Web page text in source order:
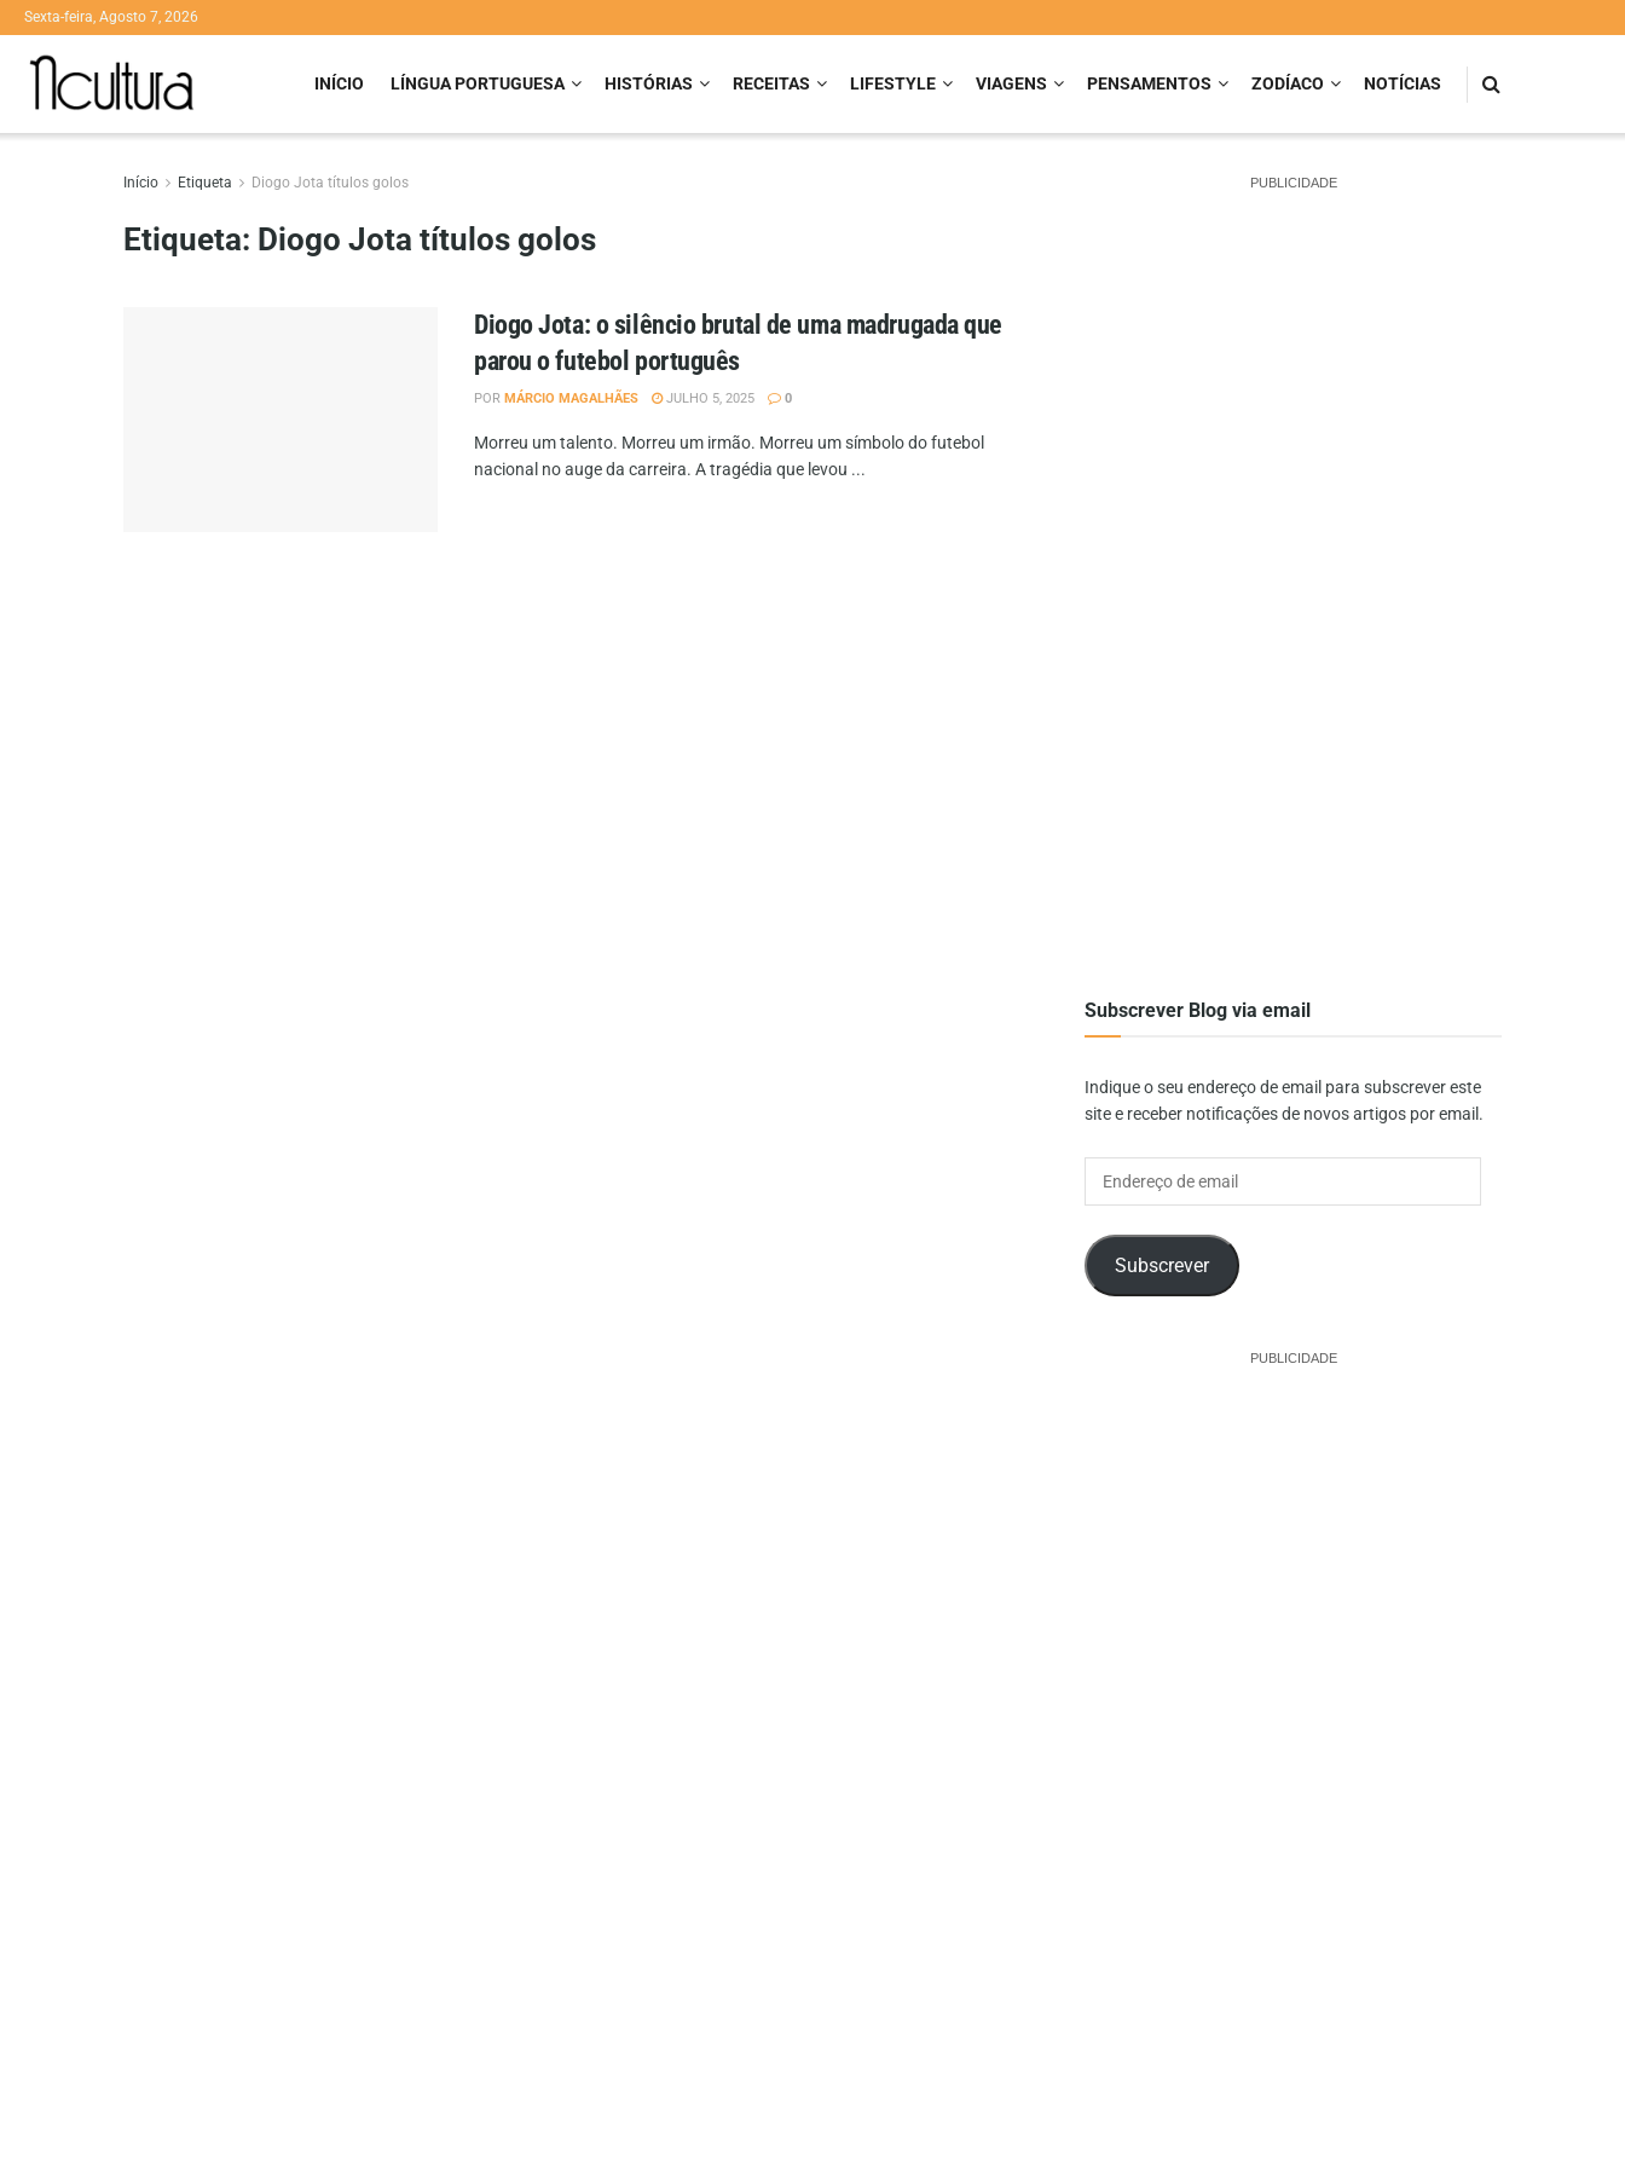
Sexta-feira, Agosto 7, 2026
INÍCIO LÍNGUA PORTUGUESA HISTÓRIAS RECEITAS LIFESTYLE VIAGENS PENSAMENTOS ZODÍACO NOTÍCIAS
Início Etiqueta Diogo Jota títulos golos
Etiqueta: Diogo Jota títulos golos
Diogo Jota: o silêncio brutal de uma madrugada que
parou o futebol português
POR MÁRCIO MAGALHÃES JULHO 5, 2025 0
Morreu um talento. Morreu um irmão. Morreu um símbolo do futebol
nacional no auge da carreira. A tragédia que levou ...
PUBLICIDADE
Subscrever Blog via email
Indique o seu endereço de email para subscrever este
site e receber notificações de novos artigos por email.
Subscrever
PUBLICIDADE